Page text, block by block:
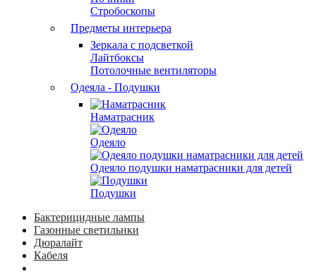
Стробоскопы
Предметы интерьера
Зеркала с подсветкой
Лайтбоксы
Потолочные вентиляторы
Одеяла - Подушки
Наматрасник
Одеяло
Одеяло подушки наматрасники для детей
Подушки
Бактерицидные лампы
Газонные светильнки
Дюралайт
Кабеля